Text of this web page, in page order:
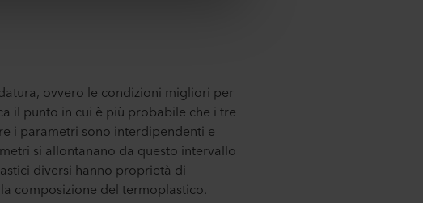
ovvero le condizioni migliori per
il punto in cui è più probabile che i tre
i parametri sono interdipendenti e
si allontanano da questo intervallo
diversi hanno proprietà di
composizione del termoplastico.